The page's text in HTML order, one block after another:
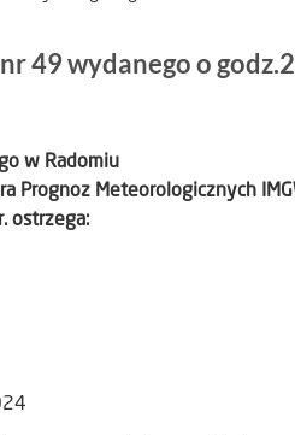
49 wydanego o
w Radomiu
Meteorologicznych
ostrzega: